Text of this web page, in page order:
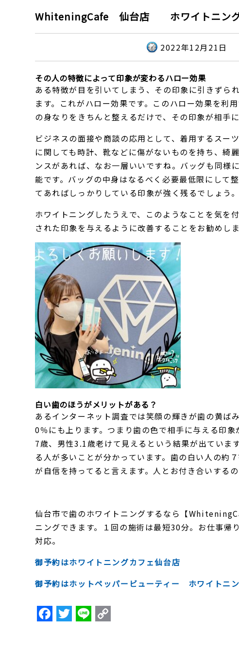
WhiteningCafe 仙台店 ホワイトニング
2022年12月21日
その人の特徴によって印象が変わるハロー効果
ある特徴が目を引いてしまう、その印象に引きずら
ます。これがハロー効果です。このハロー効果を利
の身なりをきちんと整えるだけで、その印象が相手
ビジネスの面接や商談の応用として、着用するスー
に関しても時計、靴などに傷がないものを持ち、綺
ンスがあれば、なお一層いいですね。バッグも同様
能です。バッグの中身はなるべく必要最低限にして
てあればしっかりしている印象が強く残るでしょう。
ホワイトニングしたうえで、このようなことを気を
された印象を与えるように改善することをお勧めしま
白い歯のほうがメリットがある？
あるインターネット調査では笑顔の輝きが歯の黄ば
0％にも上ります。つまり歯の色で相手に与える印
7歳、男性3.1歳老けて見えるという結果が出ていま
る人が多いことが分かっています。歯の白い人の約
が自信を持ってると言えます。人とお付き合いする
仙台市で歯のホワイトニングするなら【
ニングできます。１回の施術は最短30分。お仕事
対応。
御予約はホワイトニングカフェ仙台店
御予約はホットペッパービューティー ホワイトニ
F T Li